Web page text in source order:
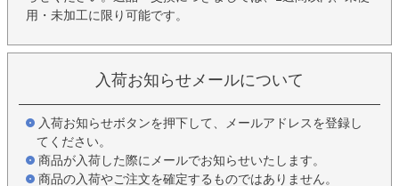
用・未加工に限り可能です。
入荷お知らせメールについて
入荷お知らせボタンを押下して、メールアドレスを登録し
てください。
商品が入荷した際にメールでお知らせいたします。
商品の入荷やご注文を確定するものではありません。